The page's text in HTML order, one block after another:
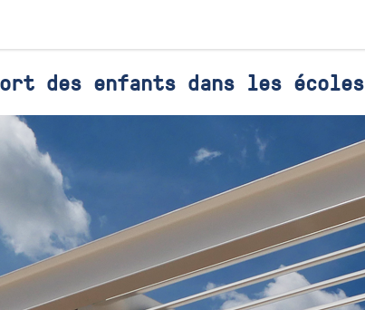
des enfants dans les écoles